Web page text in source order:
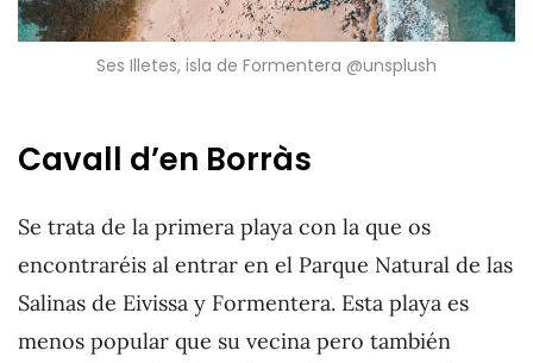
Ses Illetes, isla de Formentera @unsplush
Cavall d’en Borràs
Se trata de la primera playa con la que os
encontraréis al entrar en el Parque Natural de las
Salinas de Eivissa y Formentera. Esta playa es
menos popular que su vecina pero también